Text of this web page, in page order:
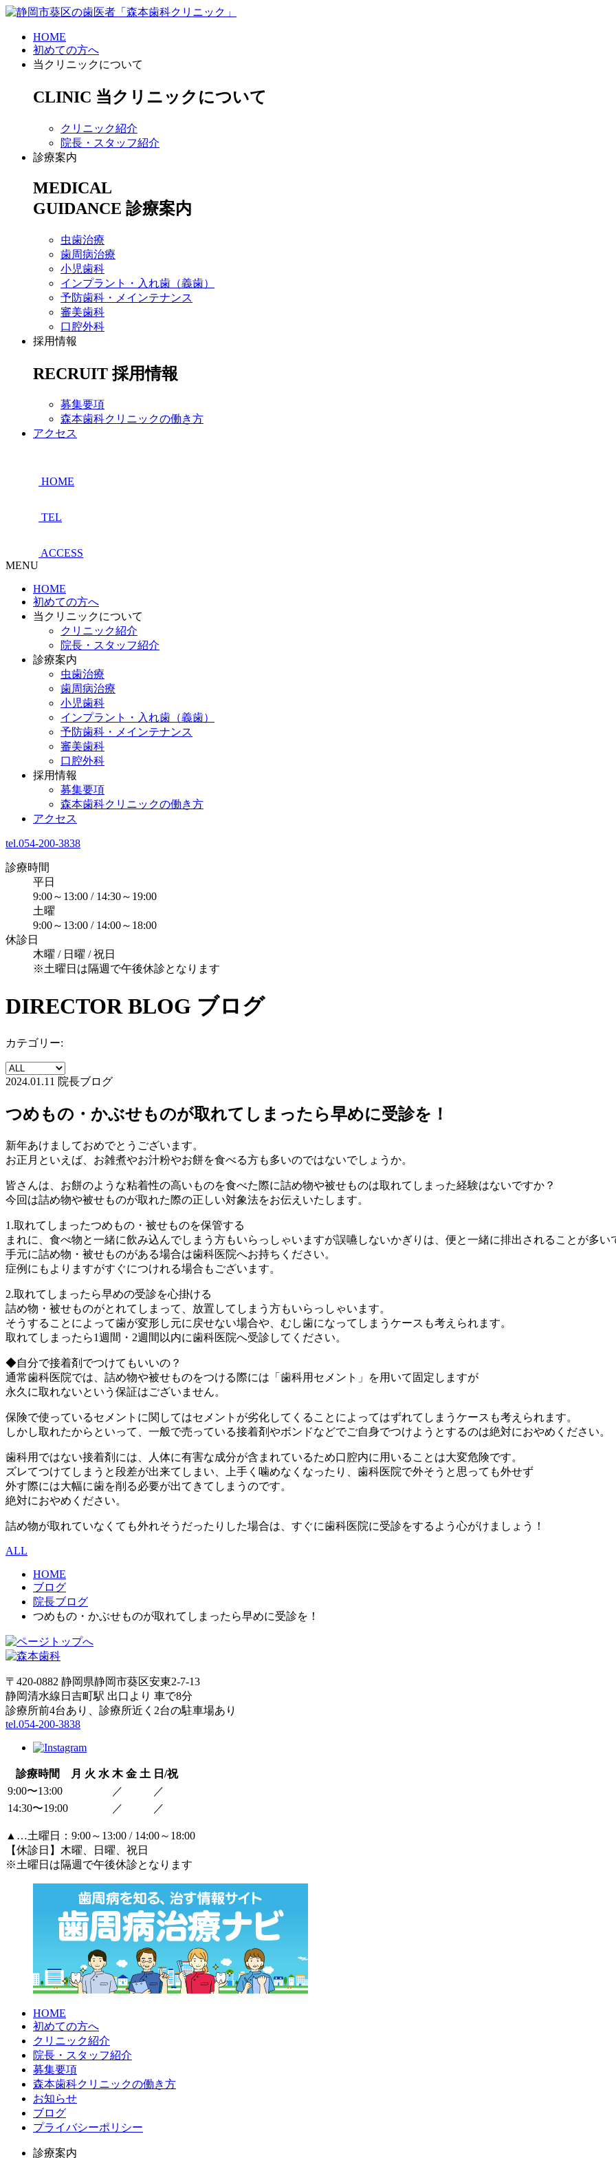
HOME
初めての方へ
当クリニックについて
CLINIC 当クリニックについて
クリニック紹介
院長・スタッフ紹介
診療案内
MEDICAL
GUIDANCE 診療案内
虫歯治療
歯周病治療
小児歯科
インプラント・入れ歯（義歯）
予防歯科・メインテナンス
審美歯科
口腔外科
採用情報
RECRUIT 採用情報
募集要項
森本歯科クリニックの働き方
アクセス
HOME
TEL
ACCESS
MENU
HOME
初めての方へ
当クリニックについて
クリニック紹介
院長・スタッフ紹介
診療案内
虫歯治療
歯周病治療
小児歯科
インプラント・入れ歯（義歯）
予防歯科・メインテナンス
審美歯科
口腔外科
採用情報
募集要項
森本歯科クリニックの働き方
アクセス
tel.054-200-3838
診療時間
平日
9:00～13:00 / 14:30～19:00
土曜
9:00～13:00 / 14:00～18:00
休診日
木曜 / 日曜 / 祝日
※土曜日は隔週で午後休診となります
DIRECTOR BLOG ブログ
カテゴリー:
2024.01.11 院長ブログ
つめもの・かぶせものが取れてしまったら早めに受診を！
新年あけましておめでとうございます。
お正月といえば、お雑煮やお汁粉やお餅を食べる方も多いのではないでしょうか。
皆さんは、お餅のような粘着性の高いものを食べた際に詰め物や被せものは取れてしまった経験はないですか？
今回は詰め物や被せものが取れた際の正しい対象法をお伝えいたします。
1.取れてしまったつめもの・被せものを保管する
まれに、食べ物と一緒に飲み込んでしまう方もいらっしゃいますが誤嚥しないかぎりは、便と一緒に排出されることが多い
手元に詰め物・被せものがある場合は歯科医院へお持ちください。
症例にもよりますがすぐにつけれる場合もございます。
2.取れてしまったら早めの受診を心掛ける
詰め物・被せものがとれてしまって、放置してしまう方もいらっしゃいます。
そうすることによって歯が変形し元に戻せない場合や、むし歯になってしまうケースも考えられます。
取れてしまったら1週間・2週間以内に歯科医院へ受診してください。
◆自分で接着剤でつけてもいいの？
通常歯科医院では、詰め物や被せものをつける際には「歯科用セメント」を用いて固定しますが
永久に取れないという保証はございません。
保険で使っているセメントに関してはセメントが劣化してくることによってはずれてしまうケースも考えられます。
しかし取れたからといって、一般で売っている接着剤やボンドなどでご自身でつけようとするのは絶対におやめください。
歯科用ではない接着剤には、人体に有害な成分が含まれているため口腔内に用いることは大変危険です。
ズレてつけてしまうと段差が出来てしまい、上手く噛めなくなったり、歯科医院で外そうと思っても外せず
外す際には大幅に歯を削る必要が出てきてしまうのです。
絶対におやめください。
詰め物が取れていなくても外れそうだったりした場合は、すぐに歯科医院に受診をするよう心がけましょう！
ALL
HOME
ブログ
院長ブログ
つめもの・かぶせものが取れてしまったら早めに受診を！
〒420-0882 静岡県静岡市葵区安東2-7-13
静岡清水線日吉町駅 出口より 車で8分
診療所前4台あり、診療所近く2台の駐車場あり
tel.054-200-3838
診療時間 月 火 水 木 金 土 日/祝
9:00〜13:00
／
／
14:30〜19:00
／ ／
▲ …土曜日：9:00～13:00 / 14:00～18:00
【休診日】木曜、日曜、祝日
※土曜日は隔週で午後休診となります
HOME
初めての方へ
クリニック紹介
院長・スタッフ紹介
募集要項
森本歯科クリニックの働き方
お知らせ
ブログ
プライバシーポリシー
診療案内